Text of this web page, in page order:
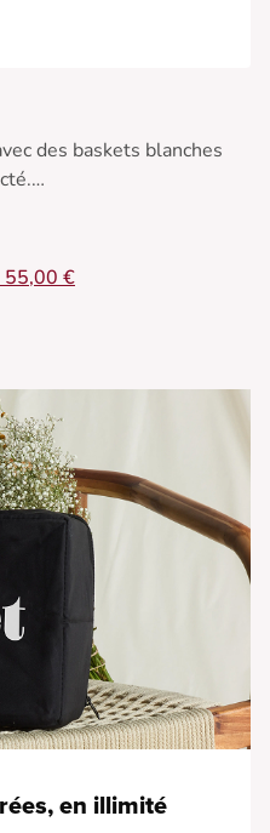
des baskets blanches
55,00 €
en illimité